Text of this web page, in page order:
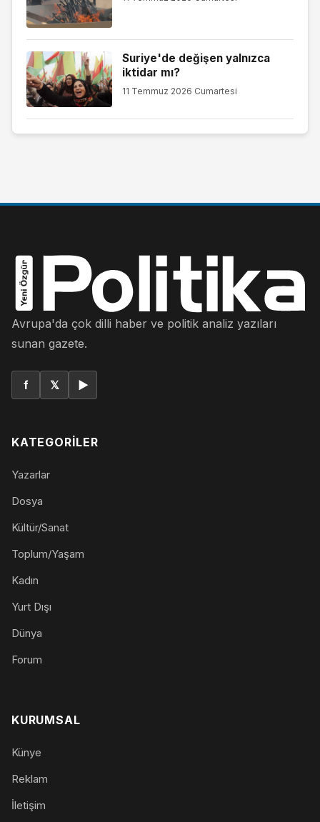
Suriye'de değişen yalnızca
iktidar mı?
11 Temmuz 2026 Cumartesi
Avrupa'da çok dilli haber ve politik analiz yazıları
sunan gazete.
f 𝕏 ▶
KATEGORILER
Yazarlar
Dosya
Kültür/Sanat
Toplum/Yaşam
Kadın
Yurt Dışı
Dünya
Forum
KURUMSAL
Künye
Reklam
İletişim